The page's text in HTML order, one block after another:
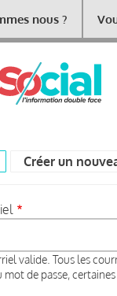
nous ?
Créer un
valide. Tous les
de passe,